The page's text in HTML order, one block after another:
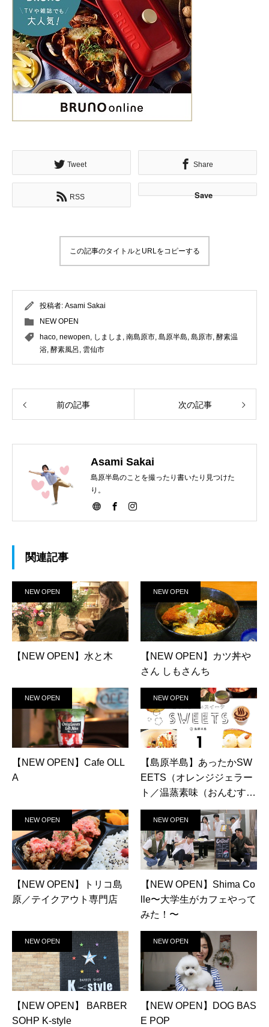
Tweet Share
RSS Save
この記事のタイトルとURLをコピーする
投稿者: Asami Sakai
NEW OPEN
haco newopen しましま 南島原市 島原半島 島原市 酵素温
浴 酵素風呂 雲仙市
前の記事 次の記事
Asami Sakai
島原半島のことを撮ったり書いたり見つけた
り。
関連記事
NEW OPEN
【NEW OPEN】水と木
NEW OPEN
【NEW OPEN】カツ丼や
さん しもさんち
NEW OPEN
【NEW OPEN】Cafe OLL
A
NEW OPEN
【島原半島】あったかSW
EETS（オレンジジェラー
ト／温蒸素味（おんむす
び）／MARUZEN／しまば
ら水屋敷／竹田かたつむり
農園）
NEW OPEN
【NEW OPEN】トリコ島
原／テイクアウト専門店
NEW OPEN
【NEW OPEN】Shima Co
lle〜大学生がカフェやって
みた！〜
NEW OPEN
【NEW OPEN】 BARBER
SOHP K-style
NEW OPEN
【NEW OPEN】DOG BAS
E POP